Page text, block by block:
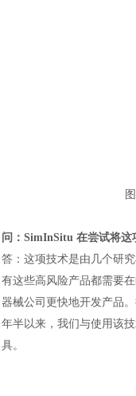
图
问： SimInSitu 在尝试将这
答：这项技术是由几个研
有这些高风险产品都需要
器械公司更快地开发产品
年半以来，我们与使用该
具。